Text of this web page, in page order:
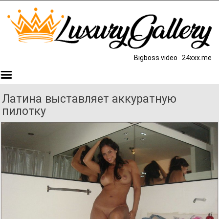
Bigboss.video 24xxx.me
Латина выставляет аккуратную
пилотку